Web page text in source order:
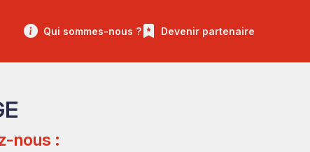
Qui sommes-nous ? Devenir partenaire
nous :